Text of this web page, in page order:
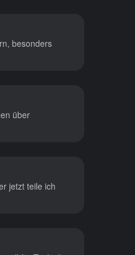
besonders
über
jetzt teile ich